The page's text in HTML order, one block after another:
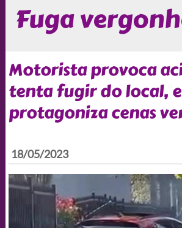
Fuga
Motorista provoca
tenta fugir do local, e
protagoniza cenas
18/05/2023